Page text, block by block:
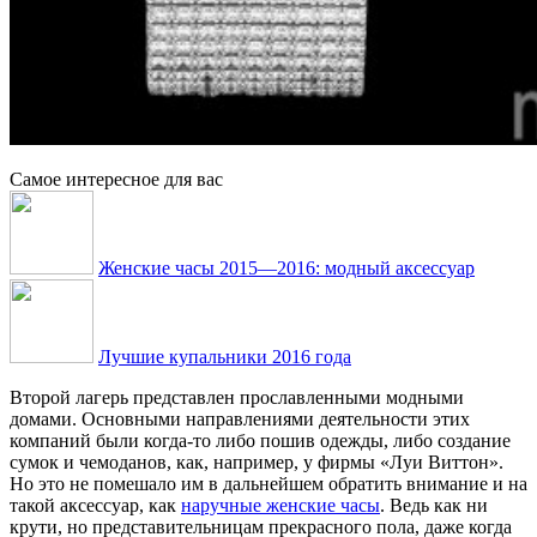
Самое интересное для вас
Женские часы 2015—2016: модный аксессуар
Лучшие купальники 2016 года
Второй лагерь представлен прославленными модными
домами. Основными направлениями деятельности этих
компаний были когда-то либо пошив одежды, либо создание
сумок и чемоданов, как, например, у фирмы «Луи Виттон».
Но это не помешало им в дальнейшем обратить внимание и на
такой аксессуар, как наручные женские часы. Ведь как ни
крути, но представительницам прекрасного пола, даже когда